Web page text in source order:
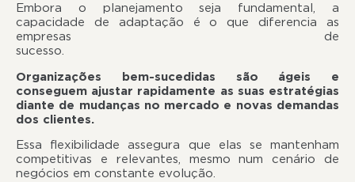
Embora o planejamento seja fundamental, a
capacidade de adaptação é o que diferencia as
empresas de
Organizações bem-sucedidas são ágeis e
conseguem ajustar rapidamente as suas estratégias
diante de mudanças no mercado e novas demandas
dos clientes.
Essa flexibilidade assegura que elas se mantenham
competitivas e relevantes, mesmo num cenário de
negócios em constante evolução.